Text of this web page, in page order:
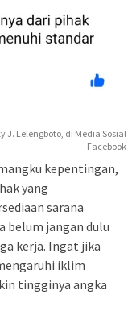
J. Lelengboto, di Media Sosial
Facebook
kepentingan,
yang
sarana
belum jangan dulu
kerja. Ingat jika
iklim
tingginya angka